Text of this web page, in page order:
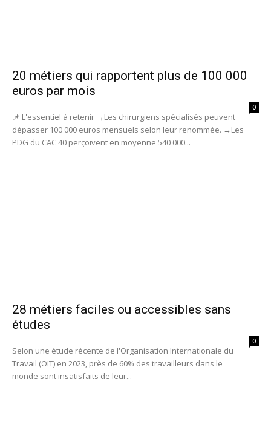
20 métiers qui rapportent plus de 100 000
euros par mois
0
📌 L'essentiel à retenir →Les chirurgiens spécialisés peuvent
dépasser 100 000 euros mensuels selon leur renommée. →Les
PDG du CAC 40 perçoivent en moyenne 540 000...
28 métiers faciles ou accessibles sans
études
0
Selon une étude récente de l'Organisation Internationale du
Travail (OIT) en 2023, près de 60% des travailleurs dans le
monde sont insatisfaits de leur...